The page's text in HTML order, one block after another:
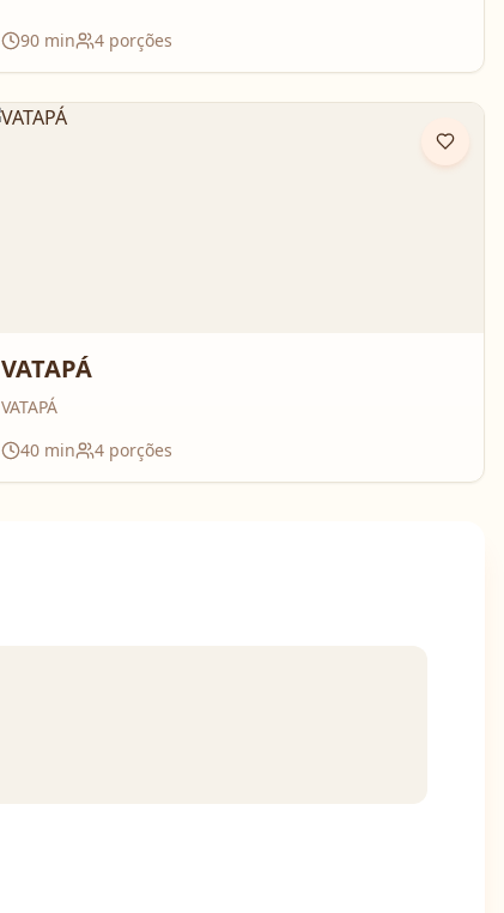
90min 4porções
VATAPÁ
VATAPÁ
40min 4porções